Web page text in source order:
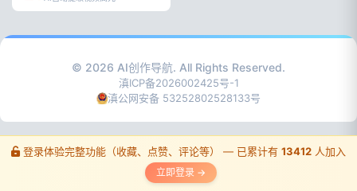
登录体验完整功能（收藏、点赞、评论等） — 已累计有 13412 人加入
立即登录 →
© 2026 AI创作导航. All Rights Reserved.
滇ICP备2026002425号-1
滇公网安备 53252802528133号